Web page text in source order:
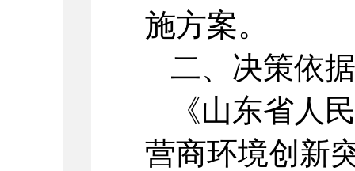
施方案。
二、决策依据
《山东省人
营商环境创新